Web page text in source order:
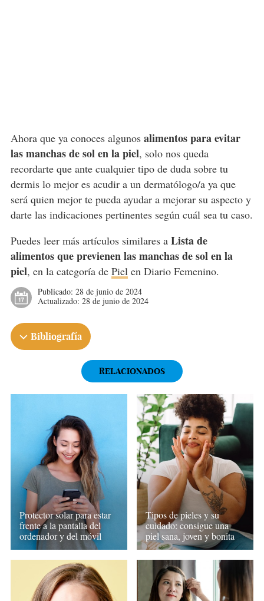
Ahora que ya conoces algunos alimentos para evitar
las manchas de sol en la piel, solo nos queda
recordarte que ante cualquier tipo de duda sobre tu
dermis lo mejor es acudir a un dermatólogo/a ya que
será quien mejor te pueda ayudar a mejorar su aspecto y
darte las indicaciones pertinentes según cuál sea tu caso.
Puedes leer más artículos similares a Lista de
alimentos que previenen las manchas de sol en la
piel, en la categoría de Pielen Diario Femenino.
Publicado: 28 de junio de 2024
Actualizado: 28 de junio de 2024
Bibliografía
RELACIONADOS
Protector solar para estar
frente a la pantalla del
ordenador y del móvil
Tipos de pieles y su
cuidado: consigue una
piel sana, joven y bonita